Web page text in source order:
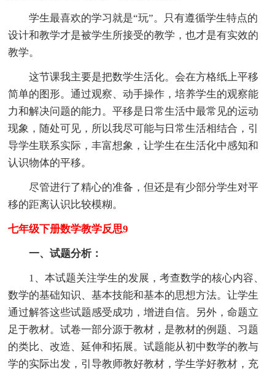
学生最喜欢的学习就是“玩”。只有遵循学生特点的
设计和教学才是被学生所接受的教学，也才是有实效的
教学。
这节课我主要是把数学生活化。会在方格纸上平移
简单的图形。通过观察、动手操作，培养学生的观察能
力和解决问题的能力。平移是日常生活中最常见的运动
现象，随处可见，所以我尽可能与日常生活相结合，引
导学生联系实际，丰富想象，让学生在生活化中感知和
认识物体的平移。
尽管进行了精心的准备，但还是有少部分学生对平
移的距离认识比较模糊。
七年级下册数学教学反思9
一、试题分析：
1、本试题关注学生的发展，考查数学的核心内容、
数学的基础知识、基本技能和基本的思想方法。让学生
通过解答这些试题感受成功，增进自信。另外，命题立
足于教材。试卷一部分源于教材，是教材的例题、习题
的类比、改造、延伸和拓展。试题能从初中数学的教与
学的实际出发，引导教师教好教材，学生学好教材，充